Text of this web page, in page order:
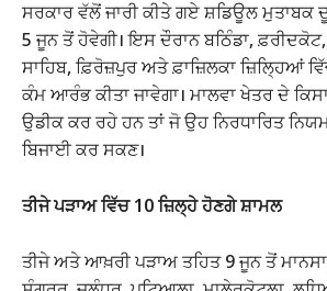
ਸਰਕਾਰ ਵੱਲੋਂ ਜਾਰੀ ਕੀਤੇ ਗਏ ਸ਼ਡਿਊਲ
5 ਜੂਨ ਤੋਂ ਹੋਵੇਗੀ। ਇਸ ਦੌਰਾਨ ਬਠਿੰਡਾ,
ਸਾਹਿਬ, ਫ਼ਿਰੋਜ਼ਪੁਰ ਅਤੇ ਫ਼ਾਜ਼ਿਲਕਾ ਜ਼ਿਲ੍ਹਿਆਂ
ਕੰਮ ਆਰੰਭ ਕੀਤਾ ਜਾਵੇਗਾ। ਮਾਲਵਾ ਖੇਤਰ ਦੇ
ਉਡੀਕ ਕਰ ਰਹੇ ਹਨ ਤਾਂ ਜੋ ਉਹ ਨਿਰਧਾਰਿਤ
ਬਿਜਾਈ ਕਰ ਸਕਣ।
ਤੀਜੇ ਪੜਾਅ ਵਿੱਚ 10 ਜ਼ਿਲ੍ਹੇ ਹੋਣਗੇ ਸ਼ਾਮਲ
ਤੀਜੇ ਅਤੇ ਆਖ਼ਰੀ ਪੜਾਅ ਤਹਿਤ 9 ਜੂਨ ਤੋਂ